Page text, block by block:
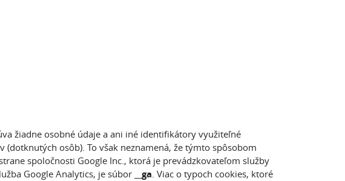
žiadne osobné údaje a ani iné identifikátory využiteľné
osôb). To však neznamená, že týmto spôsobom
spoločnosti Google Inc., ktorá je prevádzkovateľom služby
Google Analytics, je súbor
__ga. Viac o typoch cookies, ktoré